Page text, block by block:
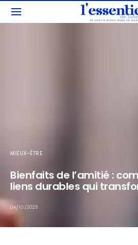
MIEUX-ÊTRE
Bienfaits de l’amitié :
liens durables qui
04/10/2025